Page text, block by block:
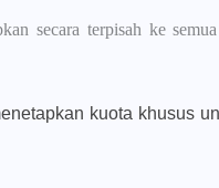
secara terpisah ke
kuota khusus